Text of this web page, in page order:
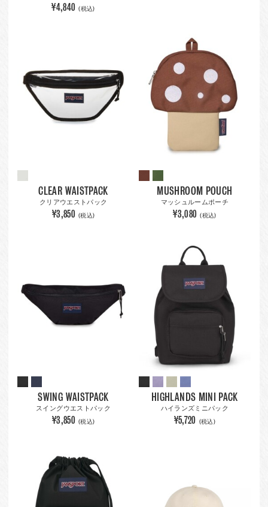
¥4,840 (税込)
CLEAR WAISTPACK
クリアウエストパック
¥3,850 (税込)
MUSHROOM POUCH
マッシュルームポーチ
¥3,080 (税込)
SWING WAISTPACK
スイングウエストパック
¥3,850 (税込)
HIGHLANDS MINI PACK
ハイランズミニパック
¥5,720 (税込)